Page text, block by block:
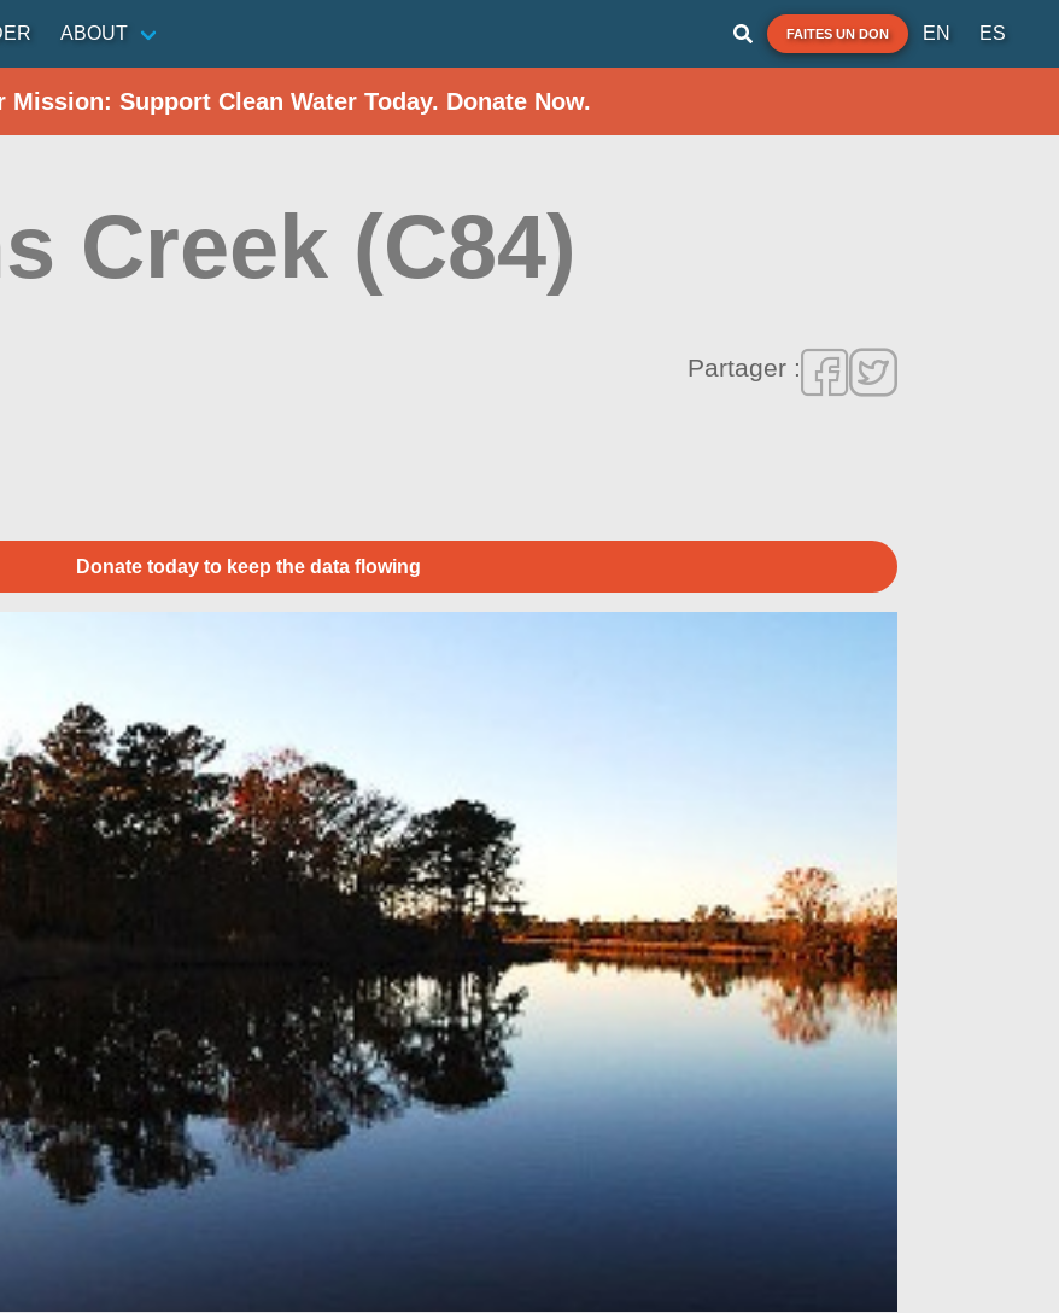
ABOUT FAITES UN DON EN ES
Mission: Support Clean Water Today. Donate Now.
Creek (C84)
Partager :
Donate today to keep the data flowing